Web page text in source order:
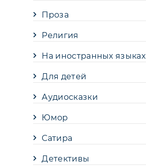
Проза
Религия
На иностранных языках
Для детей
Аудиосказки
Юмор
Сатира
Детективы